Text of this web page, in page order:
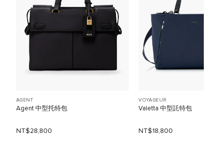
AGENT
Agent 中型托特包
NT$28,800
VOYAGEUR
Valetta 中型託特包
NT$18,800